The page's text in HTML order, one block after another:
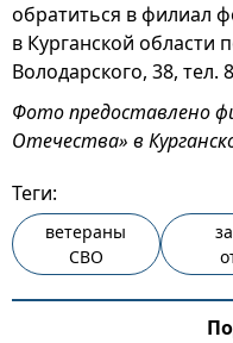
обратиться в филиал
в Курганской области
Володарского, 38, тел.
Фото предоставлено
Отечества» в
Теги:
ветераны
СВО